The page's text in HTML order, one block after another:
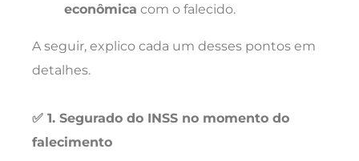
econômica com o falecido.
A seguir, explico cada um desses pontos em
detalhes.
✅ 1. Segurado do INSS no momento do
falecimento